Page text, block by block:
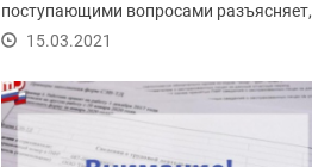
поступающими вопросами разъясняет,
что в...15.03.2021